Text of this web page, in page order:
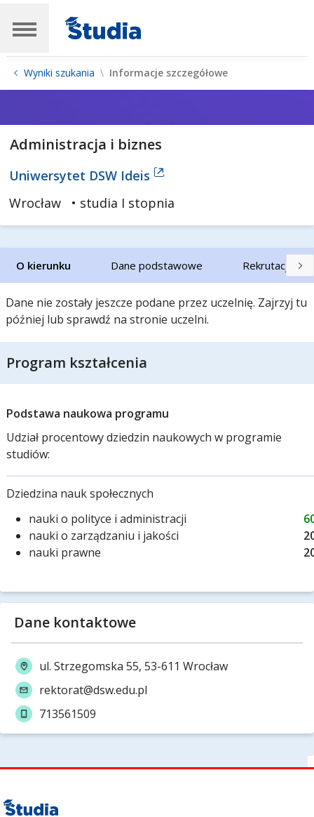
Wyniki szukania Informacje szczegółowe
Administracja i biznes
Uniwersytet DSW Ideis
Wrocław
• studia I stopnia
O kierunku Dane podstawowe Rekrutacja
Dane nie zostały jeszcze podane przez uczelnię. Zajrzyj tu
później lub sprawdź na stronie uczelni.
Program kształcenia
Podstawa naukowa programu
Udział procentowy dziedzin naukowych w programie
studiów:
Dziedzina nauk społecznych
nauki o polityce i administracji
nauki o zarządzaniu i jakości
nauki prawne
Dane kontaktowe
ul. Strzegomska 55, 53-611 Wrocław
rektorat@dsw.edu.pl
713561509